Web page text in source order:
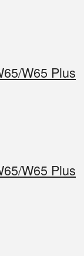
W65 Plus
W65 Plus